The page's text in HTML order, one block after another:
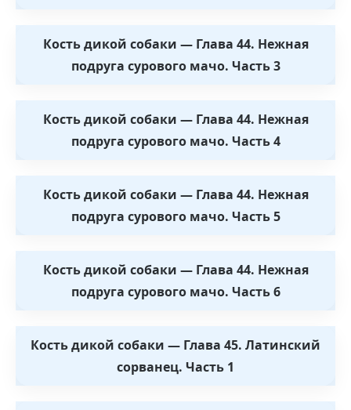
Кость дикой собаки — Глава 44. Нежная
подруга сурового мачо. Часть 3
Кость дикой собаки — Глава 44. Нежная
подруга сурового мачо. Часть 4
Кость дикой собаки — Глава 44. Нежная
подруга сурового мачо. Часть 5
Кость дикой собаки — Глава 44. Нежная
подруга сурового мачо. Часть 6
Кость дикой собаки — Глава 45. Латинский
сорванец. Часть 1